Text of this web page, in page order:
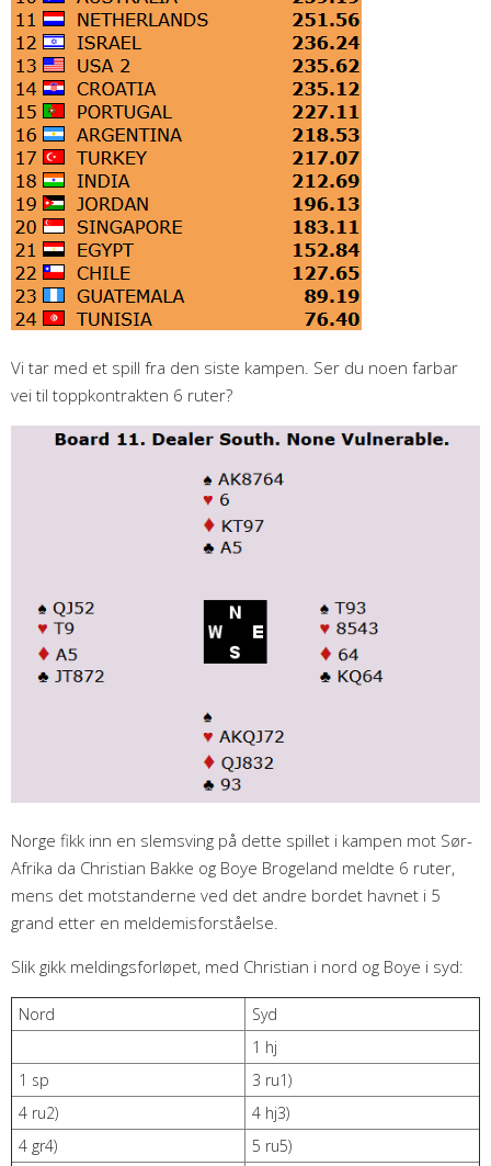
Vi tar med et spill fra den siste kampen. Ser du noen farbar
vei til toppkontrakten 6 ruter?
Norge fikk inn en slemsving på dette spillet i kampen mot Sør-
Afrika da Christian Bakke og Boye Brogeland meldte 6 ruter,
mens det motstanderne ved det andre bordet havnet i 5
grand etter en meldemisforståelse.
Slik gikk meldingsforløpet, med Christian i nord og Boye i syd:
Nord
Syd
1 hj
1 sp
3 ru1)
4 ru2)
4 hj3)
4 gr4)
5 ru5)